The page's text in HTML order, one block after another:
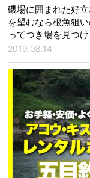
磯場に囲まれた好
を望むなら根魚狙
ってつき場を見つ
2019.08.14